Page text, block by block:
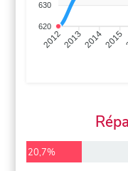
630
620
2012201320142015
20,7%